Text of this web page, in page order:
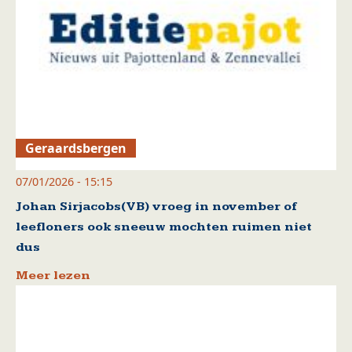
Geraardsbergen
07/01/2026 - 15:15
Johan Sirjacobs(VB) vroeg in november of
leefloners ook sneeuw mochten ruimen niet
dus
Meer lezen